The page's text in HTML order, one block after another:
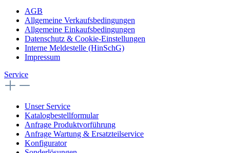
AGB
Allgemeine Verkaufsbedingungen
Allgemeine Einkaufsbedingungen
Datenschutz & Cookie-Einstellungen
Interne Meldestelle (HinSchG)
Impressum
Service
Unser Service
Katalogbestellformular
Anfrage Produktvorführung
Anfrage Wartung & Ersatzteilservice
Konfigurator